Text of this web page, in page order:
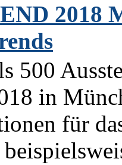
2018
500
in
für